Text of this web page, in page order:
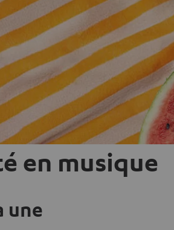
en musique
une